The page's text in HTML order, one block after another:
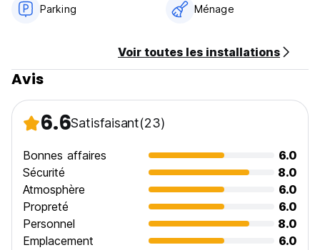
Parking Ménage
Voir toutes les installations
Avis
6.6Satisfaisant(23)
Bonnes affaires
6.0
Sécurité
8.0
Atmosphère
6.0
Propreté
6.0
Personnel
8.0
Emplacement
6.0